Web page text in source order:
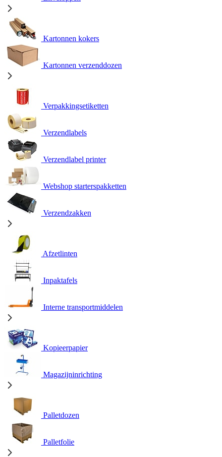
Kartonnen kokers
Kartonnen verzenddozen
Verpakkingsetiketten
Verzendlabels
Verzendlabel printer
Webshop starterspakketten
Verzendzakken
Afzetlinten
Inpaktafels
Interne transportmiddelen
Kopieerpapier
Magazijninrichting
Palletdozen
Palletfolie